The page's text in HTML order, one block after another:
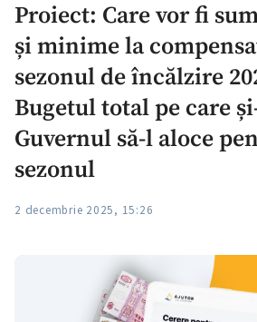
Proiect: Care vor fi
și minime la
sezonul de încălzire
Bugetul total pe care
Guvernul să-l aloce
sezonul
2 decembrie 2025, 15:26